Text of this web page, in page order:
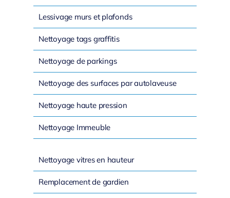
Lessivage murs et plafonds
Nettoyage tags graffitis
Nettoyage de parkings
Nettoyage des surfaces par autolaveuse
Nettoyage haute pression
Nettoyage Immeuble
Nettoyage vitres en hauteur
Remplacement de gardien